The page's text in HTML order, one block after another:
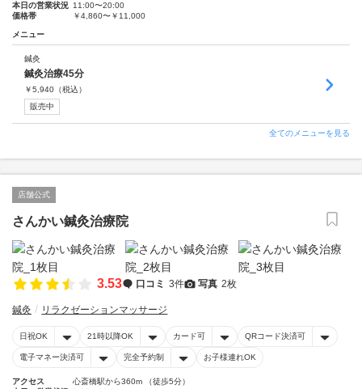
本日の営業状況 11:00〜20:00
価格帯
￥4,860〜￥11,000
メニュー
鍼灸
鍼灸治療45分
￥5,940 （税込）
販売中
全てのメニューを見る
店舗公式
さんかい鍼灸治療院
3.53 口コミ 3件 写真 2枚
鍼灸 リラクゼーションマッサージ
日祝OK 21時以降OK カード可 QRコード決済可
電子マネー決済可 完全予約制 お子様連れOK
アクセス
心斎橋駅から360m （徒歩5分）